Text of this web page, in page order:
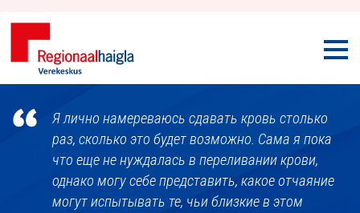
Центр
кровиЯ лично намереваюсь сдавать кровь столько
раз, сколько это будет возможно. Сама я пока
что еще не нуждалась в переливании крови,
однако могу себе представить, какое отчаяние
могут испытывать те, чьи близкие в этом